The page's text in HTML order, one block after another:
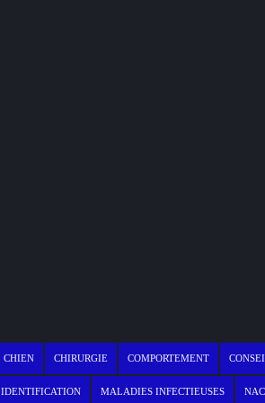
CHIEN CHIRURGIE COMPORTEMENT
IDENTIFICATION MALADIES INFECTIEUSES NAC